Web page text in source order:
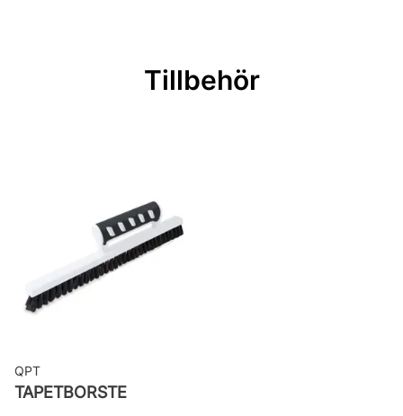
Bredd: 0,53 m
Leverantörens artikelnummer: 17213
Tillbehör
QPT
TAPETBORSTE